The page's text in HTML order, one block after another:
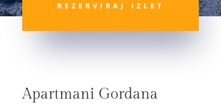
REZERVIRAJ IZLET
Apartmani Gordana